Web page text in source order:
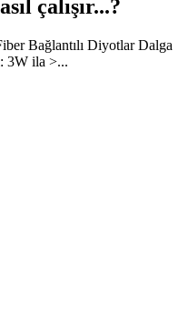
çalışır...?
Bağlantılı Diyotlar Dalga
3W ila >...